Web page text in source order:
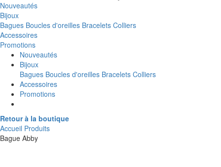
Nouveautés
Bijoux
Bagues Boucles d'oreilles Bracelets Colliers
Accessoires
Promotions
Nouveautés
Bijoux
Bagues Boucles d'oreilles Bracelets Colliers
Accessoires
Promotions
Retour à la boutique
Accueil Produits
Bague Abby